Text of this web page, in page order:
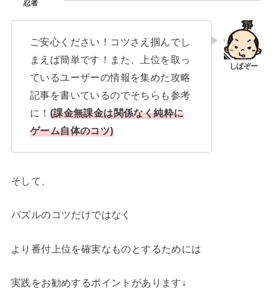
ご安心ください！コツさえ掴んでし
まえば簡単です！また、上位を取っ
ているユーザーの情報を集めた攻略
記事を書いているのでそちらも参考
に！ (課金無課金は関係なく純粋に
ゲーム自体のコツ)
そして、
パズルのコツだけではなく
より番付上位を確実なものとするためには
実践をお勧めするポイントがあります↓